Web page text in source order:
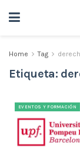
Home Tag
Etiqueta:
EVENTOS Y FORMACIÓN